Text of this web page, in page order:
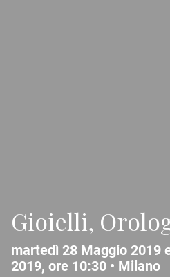
Gioielli,
martedì 28 Maggio 2019
2019, ore 10:30 • Milano